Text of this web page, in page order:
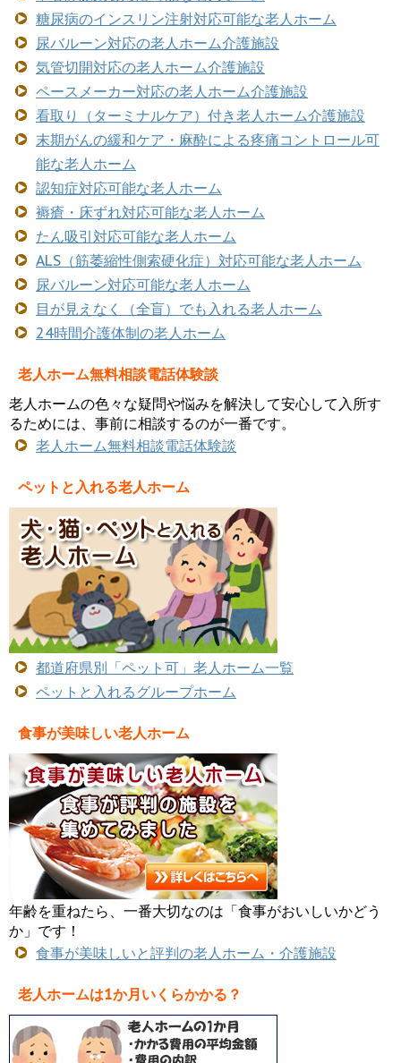
糖尿病のインスリン注射対応可能な老人ホーム
尿バルーン対応の老人ホーム介護施設
気管切開対応の老人ホーム介護施設
ペースメーカー対応の老人ホーム介護施設
看取り（ターミナルケア）付き老人ホーム介護施設
末期がんの緩和ケア・麻酔による疼痛コントロール可
能な老人ホーム
認知症対応可能な老人ホーム
褥瘡・床ずれ対応可能な老人ホーム
たん吸引対応可能な老人ホーム
ALS（筋萎縮性側索硬化症）対応可能な老人ホーム
尿バルーン対応可能な老人ホーム
目が見えなく（全盲）でも入れる老人ホーム
24時間介護体制の老人ホーム
老人ホーム無料相談電話体験談
老人ホームの色々な疑問や悩みを解決して安心して入所す
るためには、事前に相談するのが一番です。
老人ホーム無料相談電話体験談
ペットと入れる老人ホーム
都道府県別「ペット可」老人ホーム一覧
ペットと入れるグループホーム
食事が美味しい老人ホーム
年齢を重ねたら、一番大切なのは「食事がおいしいかどう
か」です！
食事が美味しいと評判の老人ホーム・介護施設
老人ホームは1か月いくらかかる？